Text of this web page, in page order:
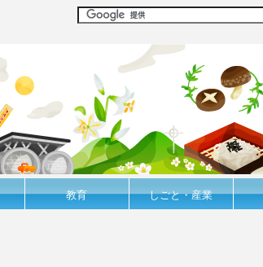
教育 しごと・産業